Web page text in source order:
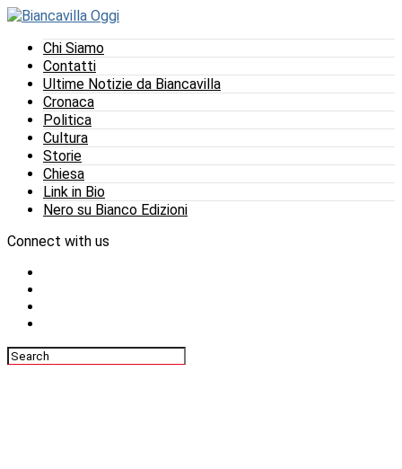
Chi Siamo
Contatti
Ultime Notizie da Biancavilla
Cronaca
Politica
Cultura
Storie
Chiesa
Link in Bio
Nero su Bianco Edizioni
Connect with us